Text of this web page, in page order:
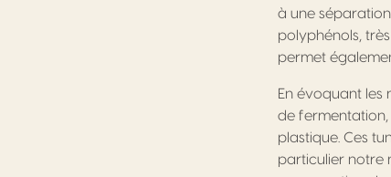
à une
polyphénols,
permet
En évoquant les
de fermentation,
plastique. Ces
particulier notre